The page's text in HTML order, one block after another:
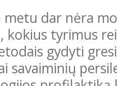
metu dar nėra
kokius tyrimus
gydyti
savaiminių